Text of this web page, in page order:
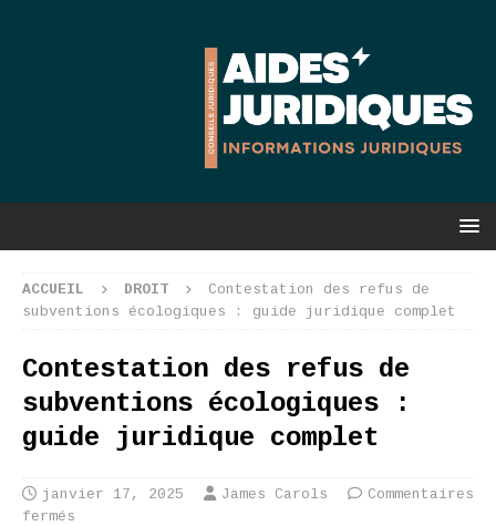
ACCUEIL DROIT
Contestation des refus de
subventions écologiques : guide juridique complet
Contestation des refus de
subventions écologiques :
guide juridique complet
janvier 17, 2025 James Carols
Commentaires
fermés